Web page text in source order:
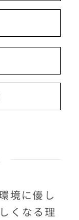
境に優し
くなる理